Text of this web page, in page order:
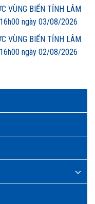
VÙNG BIỂN TỈNH LÂM
ngày 03/08/2026
VÙNG BIỂN TỈNH LÂM
ngày 02/08/2026